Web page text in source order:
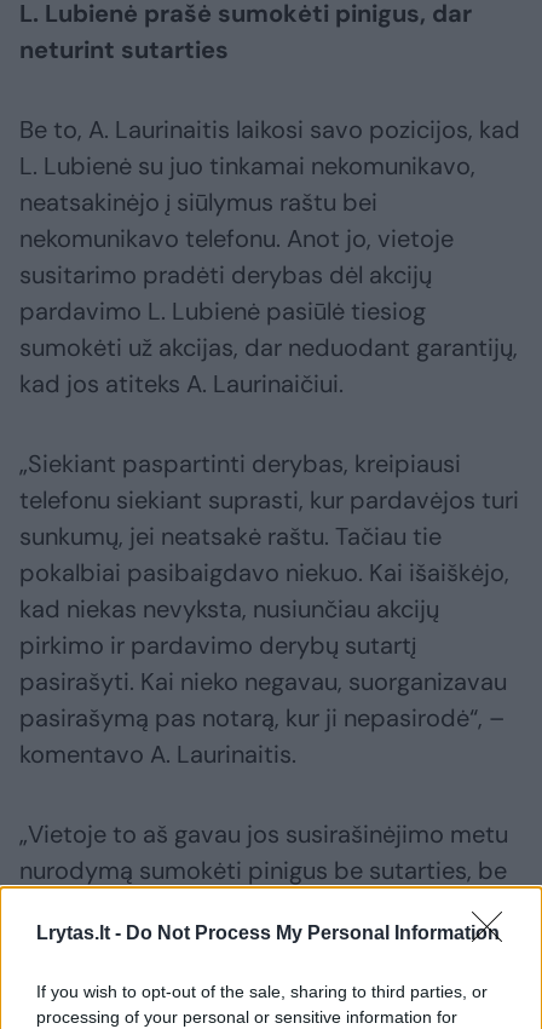
Lrytas.lt - Do Not Process My Personal Information
If you wish to opt-out of the sale, sharing to third parties, or
processing of your personal or sensitive information for
L. Lubienė prašė sumokėti pinigus, dar
neturint sutarties
Be to, A. Laurinaitis laikosi savo pozicijos, kad
L. Lubienė su juo tinkamai nekomunikavo,
neatsakinėjo į siūlymus raštu bei
nekomunikavo telefonu. Anot jo, vietoje
susitarimo pradėti derybas dėl akcijų
pardavimo L. Lubienė pasiūlė tiesiog
sumokėti už akcijas, dar neduodant garantijų,
kad jos atiteks A. Laurinaičiui.
„Siekiant paspartinti derybas, kreipiausi
telefonu siekiant suprasti, kur pardavėjos turi
sunkumų, jei neatsakė raštu. Tačiau tie
pokalbiai pasibaigdavo niekuo. Kai išaiškėjo,
kad niekas nevyksta, nusiunčiau akcijų
pirkimo ir pardavimo derybų sutartį
pasirašyti. Kai nieko negavau, suorganizavau
pasirašymą pas notarą, kur ji nepasirodė“, –
komentavo A. Laurinaitis.
„Vietoje to aš gavau jos susirašinėjimo metu
nurodymą sumokėti pinigus be sutarties, be
audito, be jokių garantijų. Tiesiog prašymas,
kad sumokėti pinigus, jog tilpti 2 mėn.“ –
stebėjosi jis.